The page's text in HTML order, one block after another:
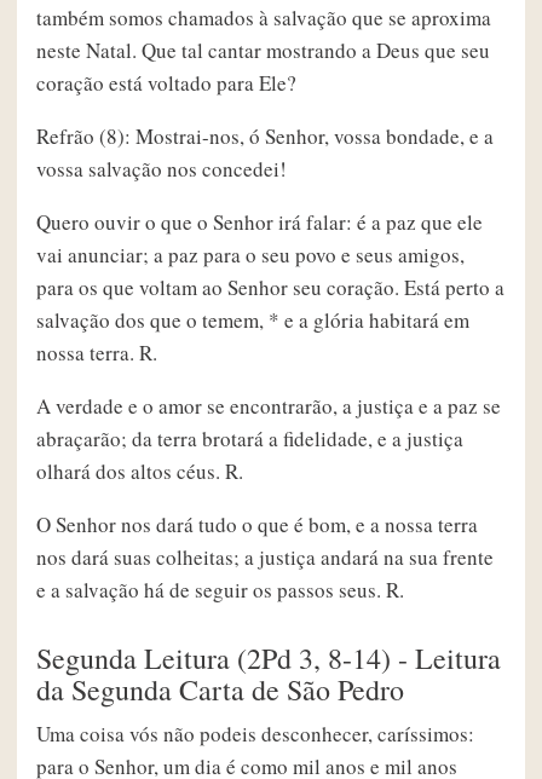
também somos chamados à salvação que se aproxima
neste Natal. Que tal cantar mostrando a Deus que seu
coração está voltado para Ele?
Refrão (8): Mostrai-nos, ó Senhor, vossa bondade, e a
vossa salvação nos concedei!
Quero ouvir o que o Senhor irá falar: é a paz que ele
vai anunciar; a paz para o seu povo e seus amigos,
para os que voltam ao Senhor seu coração. Está perto a
salvação dos que o temem, * e a glória habitará em
nossa terra. R.
A verdade e o amor se encontrarão, a justiça e a paz se
abraçarão; da terra brotará a fidelidade, e a justiça
olhará dos altos céus. R.
O Senhor nos dará tudo o que é bom, e a nossa terra
nos dará suas colheitas; a justiça andará na sua frente
e a salvação há de seguir os passos seus. R.
Segunda Leitura (2Pd 3, 8-14) - Leitura
da Segunda Carta de São Pedro
Uma coisa vós não podeis desconhecer, caríssimos:
para o Senhor, um dia é como mil anos e mil anos